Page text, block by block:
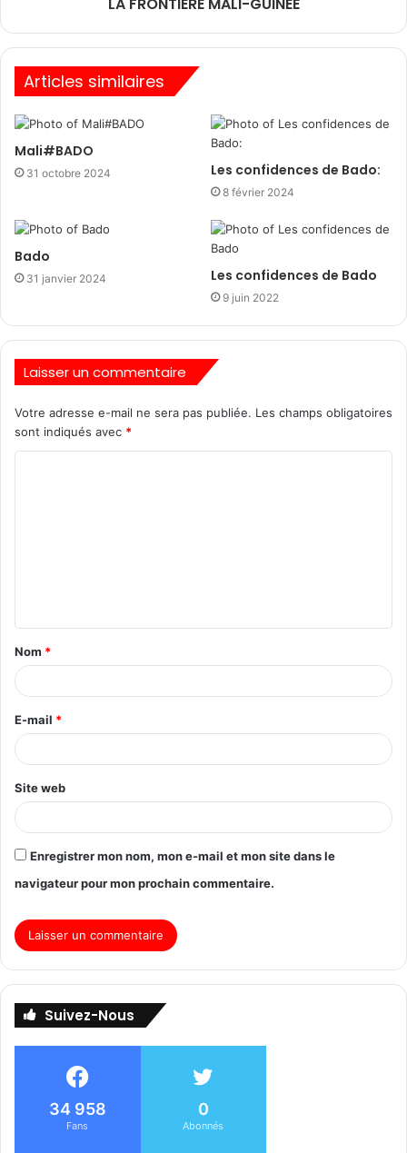
LA FRONTIÈRE MALI-GUINÉE
Articles similaires
Mali#BADO
31 octobre 2024 Les confidences de Bado:
8 février 2024
Bado
31 janvier 2024 Les confidences de Bado
9 juin 2022
Laisser un commentaire
Votre adresse e-mail ne sera pas publiée. Les champs obligatoires
sont indiqués avec *
Nom *
E-mail *
Site web
Enregistrer mon nom, mon e-mail et mon site dans le
navigateur pour mon prochain commentaire.
Suivez-Nous
34 958
Fans
0
Abonnés